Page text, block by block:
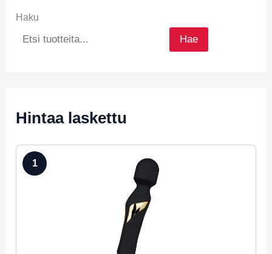
Haku
Hae
Hintaa laskettu
1